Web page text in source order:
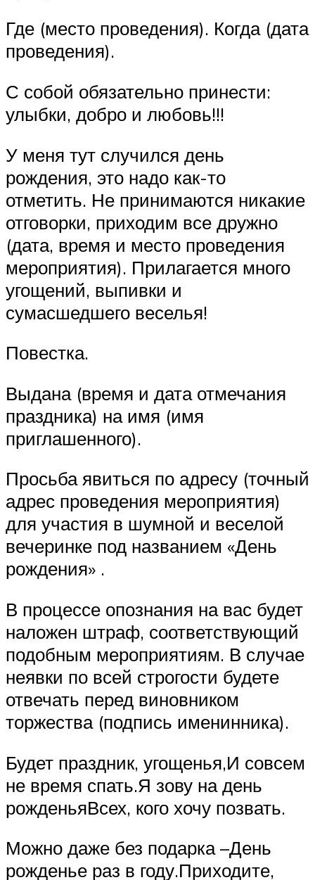
Где (место проведения). Когда (дата
проведения).
С собой обязательно принести:
улыбки, добро и любовь!!!
У меня тут случился день
рождения, это надо как-то
отметить. Не принимаются никакие
отговорки, приходим все дружно
(дата, время и место проведения
мероприятия). Прилагается много
угощений, выпивки и
сумасшедшего веселья!
Повестка.
Выдана (время и дата отмечания
праздника) на имя (имя
приглашенного).
Просьба явиться по адресу (точный
адрес проведения мероприятия)
для участия в шумной и веселой
вечеринке под названием «День
рождения» .
В процессе опознания на вас будет
наложен штраф, соответствующий
подобным мероприятиям. В случае
неявки по всей строгости будете
отвечать перед виновником
торжества (подпись именинника).
Будет праздник, угощенья,И совсем
не время спать.Я зову на день
рожденьяВсех, кого хочу позвать.
Можно даже без подарка –День
рожденье раз в году.Приходите,